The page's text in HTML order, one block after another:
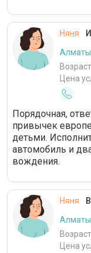
Няня
Цена
Порядочная,
привычек
детьми.
автомобиль и
вождения.
Няня
Цена